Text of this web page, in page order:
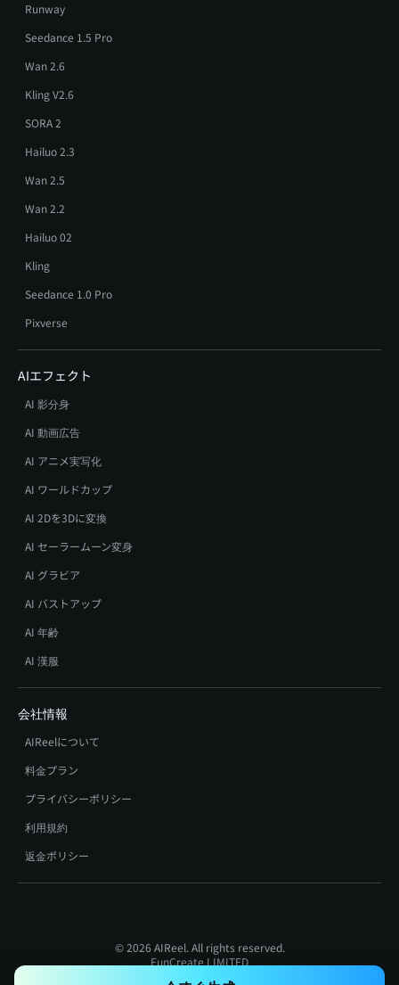
Runway
Seedance 1.5 Pro
Wan 2.6
Kling V2.6
SORA 2
Hailuo 2.3
Wan 2.5
Wan 2.2
Hailuo 02
Kling
Seedance 1.0 Pro
Pixverse
AIエフェクト
AI 影分身
AI 動画広告
AI アニメ実写化
AI ワールドカップ
AI 2Dを3Dに変換
AI セーラームーン変身
AI グラビア
AI バストアップ
AI 年齢
AI 漢服
会社情報
AIReelについて
料金プラン
プライバシーポリシー
利用規約
返金ポリシー
© 2026 AIReel. All rights reserved.
FunCreate LIMITED